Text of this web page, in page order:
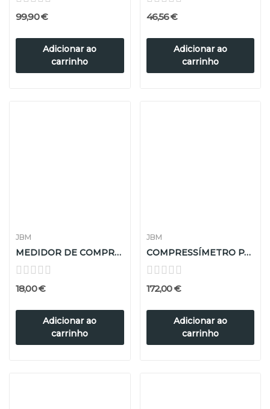
99,90 €
Adicionar ao
carrinho
46,56 €
Adicionar ao
carrinho
JBM
MEDIDOR DE COMPRESSÃO GASOLINA
18,00 €
Adicionar ao
carrinho
JBM
COMPRESSÍMETRO PARA SISTEMA DE CIRCUITO DE...
172,00 €
Adicionar ao
carrinho